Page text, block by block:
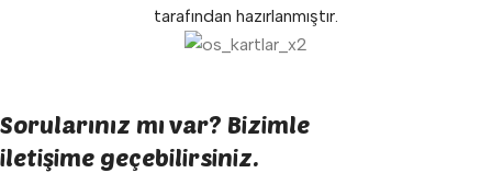
tarafından hazırlanmıştır.
Sorularınız mı var? Bizimle
iletişime geçebilirsiniz.